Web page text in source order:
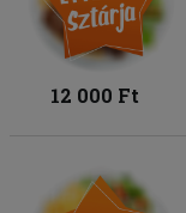
12 000 Ft